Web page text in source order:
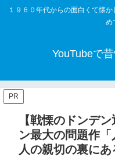
１９６０年代からの面白くて懐
め
YouTubeで
PR
【戦慄のドンデ
ン最大の問題作
人の親切の裏にあ